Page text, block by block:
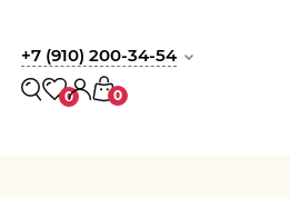
+7 (910) 200-34-54
0 0